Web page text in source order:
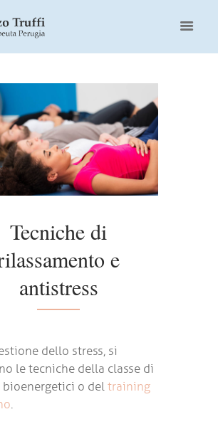
Tecniche di
e
antistress
dello stress, si
le tecniche della classe di
bioenergetici o deltraining
.